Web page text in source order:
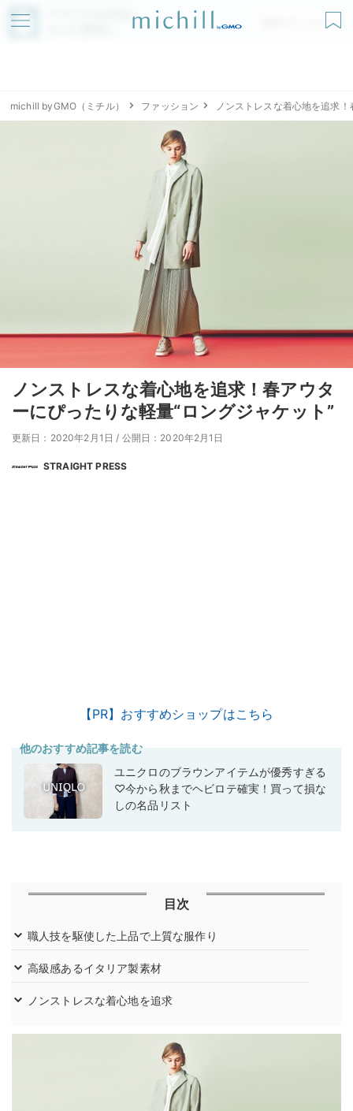
アプリでmichillが
無料ダウンロード
michill byGMO（ミチル） ファッション ノンストレスな着心地を追求
ノンストレスな着心地を追求！春アウタ
ーにぴったりな軽量“ロングジャケット”
更新日：2020年2月1日 / 公開日：2020年2月1日
STRAIGHT PRESS
【PR】おすすめショップはこちら
他のおすすめ記事を読む
ユニクロのブラウンアイテムが優秀すぎる
♡今から秋までヘビロテ確実！買って損な
しの名品リスト
目次
職人技を駆使した上品で上質な服作り
高級感あるイタリア製素材
ノンストレスな着心地を追求